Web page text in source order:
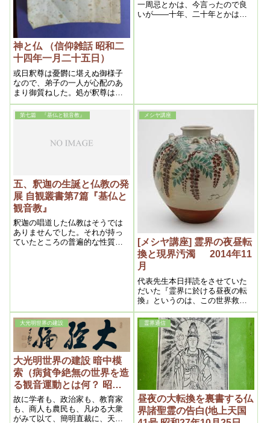
事になってます。
神と仏 （信仰雑話 昭和二
十四年一月二十五日）
或日釈尊は憂欝に堪えぬ御様子
なので、弟子の一人が心配のあ
まり御質ねした。処が釈尊は
『実は儂(ﾜｼ)が之程苦心して説い
た此仏法も、何れは滅する時が
来る事が判 ったので失望したの
一周忌とかは、今言ったので良
いが――十年、二十年とかは、
第七篇 『基仏と観音教』
五、釈迦の生誕と仏教の発
展 自観叢書第7篇『基仏と
観音教』
釈迦の唱道した仏教はそうでは
ありませんでした。それが持っ
ていたところの普遍的な性質の
メシヤ講座
[メシヤ講座] 霊界の夜昼転
換と現界汚濁 2014年11
月
代表先生本日拝読をさせていた
だいた『霊界に於ける昼夜の転
換』というのは、この世界救世
（メシヤ）教が開教され、また
メシヤ様御自身が最初の創業で
ある大日本観音教団を立教され
た時、そうしたことに深く関わ
ることでありますし、仏教界か
らすれば、これは...
大光明世界の建設
大光明世界の建設 暗中模
索（病貧争絶無の世界を造
る観音運動とは何？ 昭和
十年九月十五日）
故に学者も、政治家も、教育家
も、商人も農民も、凡ゆる大衆
がみて以て、簡明直裁に、天地
霊界通信
昼夜の大転換を裏書する仏
界諸聖霊の告白(地上天国